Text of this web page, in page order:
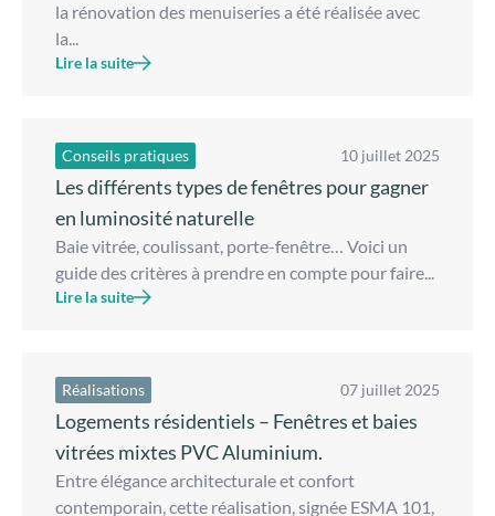
la rénovation des menuiseries a été réalisée avec
la...
Lire la suite
Conseils pratiques 10 juillet 2025
Les différents types de fenêtres pour gagner
en luminosité naturelle
Baie vitrée, coulissant, porte-fenêtre… Voici un
guide des critères à prendre en compte pour faire...
Lire la suite
Réalisations 07 juillet 2025
Logements résidentiels – Fenêtres et baies
vitrées mixtes PVC Aluminium.
Entre élégance architecturale et confort
contemporain, cette réalisation, signée ESMA 101,